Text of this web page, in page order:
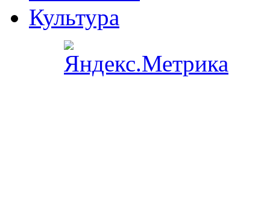
Культура